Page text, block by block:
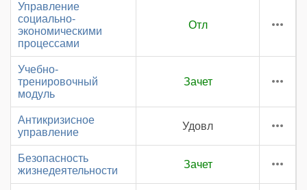
Управление
социально-
экономическими
процессами
Отл
Учебно-
тренировочный
модуль
Зачет
Антикризисное
управление
Удовл
Безопасность
жизнедеятельности
Зачет